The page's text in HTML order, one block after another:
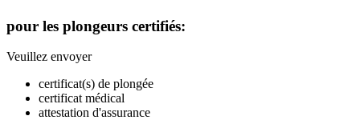
pour les plongeurs certifiés:
Veuillez envoyer
certificat(s) de plongée
certificat médical
attestation d'assurance